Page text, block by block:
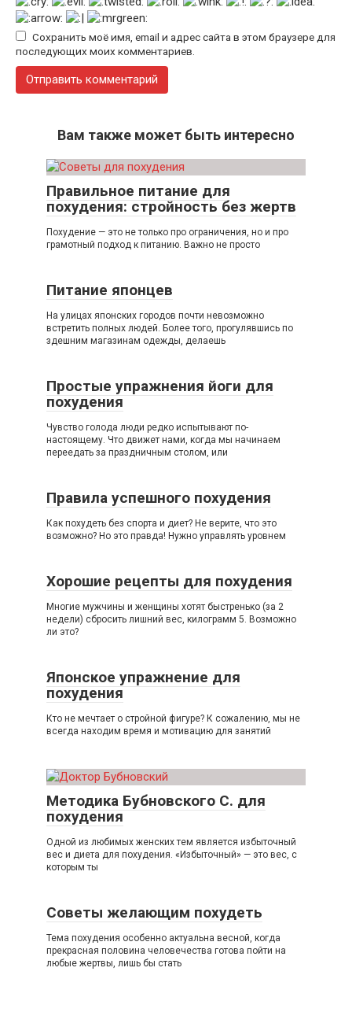
Сохранить моё имя, email и адрес сайта в этом браузере для
последующих моих комментариев.
Вам также может быть интересно
Правильное питание для
похудения: стройность без жертв
Похудение — это не только про ограничения, но и про
грамотный подход к питанию. Важно не просто
Питание японцев
На улицах японских городов почти невозможно
встретить полных людей. Более того, прогулявшись по
здешним магазинам одежды, делаешь
Простые упражнения йоги для
похудения
Чувство голода люди редко испытывают по-
настоящему. Что движет нами, когда мы начинаем
переедать за праздничным столом, или
Правила успешного похудения
Как похудеть без спорта и диет? Не верите, что это
возможно? Но это правда! Нужно управлять уровнем
Хорошие рецепты для похудения
Многие мужчины и женщины хотят быстренько (за 2
недели) сбросить лишний вес, килограмм 5. Возможно
ли это?
Японское упражнение для
похудения
Кто не мечтает о стройной фигуре? К сожалению, мы не
всегда находим время и мотивацию для занятий
Методика Бубновского С. для
похудения
Одной из любимых женских тем является избыточный
вес и диета для похудения. «Избыточный» — это вес, с
которым ты
Советы желающим похудеть
Тема похудения особенно актуальна весной, когда
прекрасная половина человечества готова пойти на
любые жертвы, лишь бы стать